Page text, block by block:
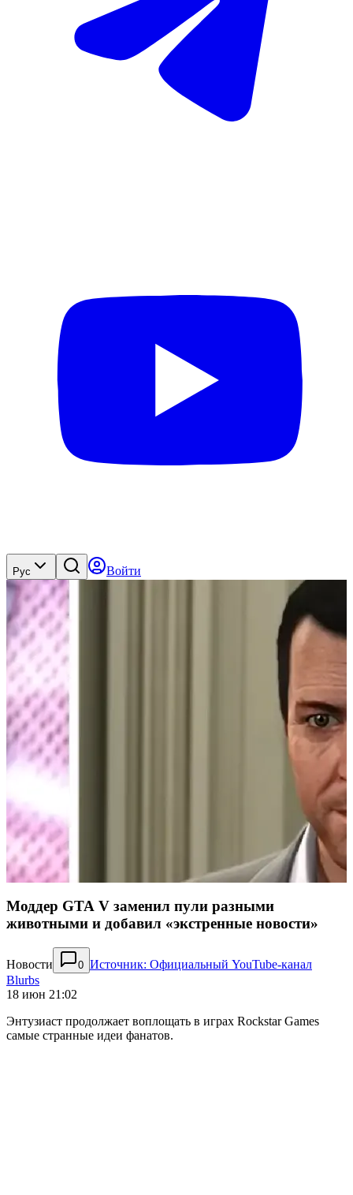
Рус Войти
Моддер GTA V заменил пули разными
животными и добавил «экстренные новости»
Новости 0 Источник: Официальный YouTube-канал
Blurbs
18 июн 21:02
Энтузиаст продолжает воплощать в играх Rockstar Games
самые странные идеи фанатов.